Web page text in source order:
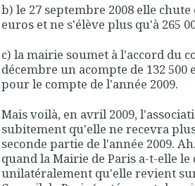
b) le 27 septembre 2008 elle chute
euros et ne s'élève plus qu'à 265
c) la mairie soumet à l'accord du
décembre un acompte de 132 500
pour le compte de l'année 2009.
Mais voilà, en avril 2009,
subitement qu'elle ne recevra
seconde partie de l'année 2009.
quand la Mairie de Paris a-t-elle
unilatéralement qu'elle revient